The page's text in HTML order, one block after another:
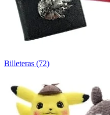
Billeteras (72)